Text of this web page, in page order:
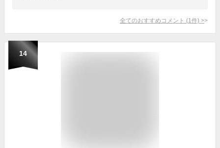
全てのおすすめコメント (1 件) >
14